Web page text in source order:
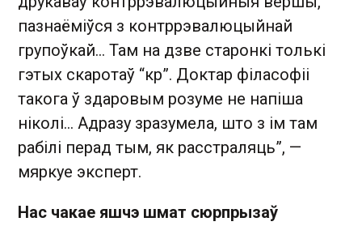
пазнаёміўся з контррэвалюцыйнай
групоўкай… Там на дзве старонкі толькі
гэтых скаротаў “кр”. Доктар філасофіі
такога ў здаровым розуме не напіша
ніколі… Адразу зразумела, што з ім там
рабілі перад тым, як расстраляць”, —
мяркуе эксперт.
Нас чакае яшчэ шмат сюрпрызаў